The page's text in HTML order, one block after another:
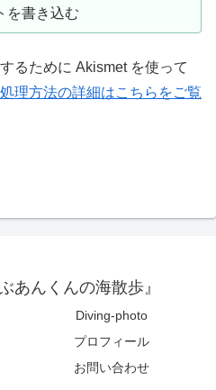
を書き込む
るために Akismet を使って
理方法の詳細はこちらをご覧
あんくんの海散歩』
Diving-photo
プロフィール
お問い合わせ